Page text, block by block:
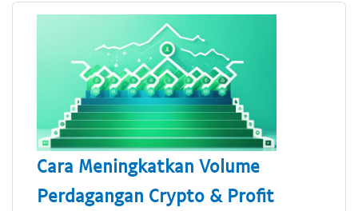
Cara Meningkatkan Volume
Perdagangan Crypto & Profit